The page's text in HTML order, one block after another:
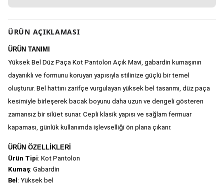
ÜRÜN AÇIKLAMASI
ÜRÜN TANIMI
Yüksek Bel Düz Paça Kot Pantolon Açık Mavi, gabardin kumaşının
dayanıklı ve formunu koruyan yapısıyla stilinize güçlü bir temel
oluşturur. Bel hattını zarifçe vurgulayan yüksek bel tasarımı, düz paça
kesimiyle birleşerek bacak boyunu daha uzun ve dengeli gösteren
zamansız bir silüet sunar. Cepli klasik yapısı ve sağlam fermuar
kapaması, günlük kullanımda işlevselliği ön plana çıkarır.
ÜRÜN ÖZELLİKLERİ
Ürün Tipi: Kot Pantolon
Kumaş: Gabardin
Bel : Yüksek bel